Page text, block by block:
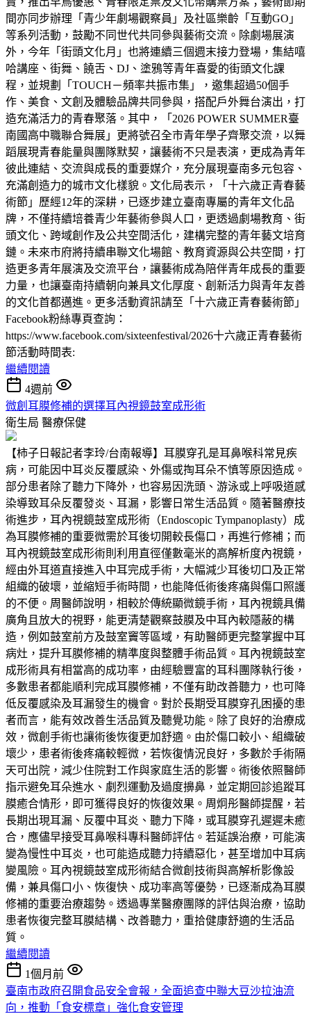
間亦同步辦理「青少年劇場觀察員」及社區樂齡「互動GO」
等系列活動，鼓勵不同世代共同參與藝術交流。除劇場展演
外，今年「街頭文化月」也將連續三個週末接力登場，集結嘻
哈講座、街舞、饒舌、DJ、塗鴉等青年喜愛的街頭文化課
程，並規劃「TOUCH－頻率共振市集」，邀集超過50個手
作、美食、文創及體驗品牌共同參與，搭配戶外舞台演出，打
造充滿活力的青春聚落。其中，「2026 POWER SUMMER臺
南國高中職聯合舞展」更將號召全市青年學子齊聚交流，以舞
蹈展現青春能量與團隊默契，讓藝術不只是表演，更成為青年
彼此連結、交流與成長的重要媒介，充分展現臺南多元包容、
充滿創造力的城市文化樣貌。文化局表示，「十六歲正青春藝
術節」歷經12年的深耕，已逐步建立臺南專屬的青年文化品
牌，不僅持續培養青少年藝術參與人口，更透過劇場教育、街
頭文化、跨域創作及公共空間活化，建構完整的青年藝文培育
鏈。未來市府將持續串聯文化場館、教育資源與公共空間，打
造更多青年展演及交流平台，讓藝術成為陪伴青年成長的重要
力量，也讓臺南持續朝向兼具文化厚度、創新活力與青年友善
的文化首都邁進。更多活動資訊請至「十六歲正青春藝術節」
Facebook粉絲專頁查詢：
https://www.facebook.com/sixteenfestival/2026十六歲正青春藝術
節活動時間表:
繼續閱讀
4週前
微創耳膜修補的選擇耳內視鏡鼓室成形術
衛生局 醫療保健
【柿子日報記者李玲/台南報導】耳膜穿孔是耳鼻喉科常見疾
病，可能因中耳炎反覆感染、外傷或掏耳朵不慎等原因造成。
部分患者除了聽力下降外，也容易因洗頭、游泳或上呼吸道感
染導致耳朵反覆發炎、耳漏，影響日常生活品質。隨著醫療技
術進步，耳內視鏡鼓室成形術（Endoscopic Tympanoplasty）成
為耳膜修補的重要微需於耳後切開較長傷口，再進行修補；而
耳內視鏡鼓室成形術則利用直徑僅數毫米的高解析度內視鏡，
經由外耳道直接進入中耳完成手術，大幅減少耳後切口及正常
組織的破壞，並縮短手術時間，也能降低術後疼痛與傷口照護
的不便。周醫師說明，相較於傳統顯微鏡手術，耳內視鏡具備
廣角且放大的視野，能更清楚觀察鼓膜及中耳內較隱蔽的構
造，例如鼓室前方及鼓室竇等區域，有助醫師更完整掌握中耳
病灶，提升耳膜修補的精準度與整體手術品質。耳內視鏡鼓室
成形術具有相當高的成功率，由經驗豐富的耳科團隊執行後，
多數患者都能順利完成耳膜修補，不僅有助改善聽力，也可降
低反覆感染及耳漏發生的機會。對於長期受耳膜穿孔困擾的患
者而言，能有效改善生活品質及聽覺功能。除了良好的治療成
效，微創手術也讓術後恢復更加舒適。由於傷口較小、組織破
壞少，患者術後疼痛較輕微，若恢復情況良好，多數於手術隔
天可出院，減少住院對工作與家庭生活的影響。術後依照醫師
指示避免耳朵進水、劇烈運動及過度擤鼻，並定期回診追蹤耳
膜癒合情形，即可獲得良好的恢復效果。周炯彤醫師提醒，若
長期出現耳漏、反覆中耳炎、聽力下降，或耳膜穿孔遲遲未癒
合，應儘早接受耳鼻喉科專科醫師評估。若延誤治療，可能演
變為慢性中耳炎，也可能造成聽力持續惡化，甚至增加中耳病
變風險。耳內視鏡鼓室成形術結合微創技術與高解析影像設
備，兼具傷口小、恢復快、成功率高等優勢，已逐漸成為耳膜
修補的重要治療趨勢。透過專業醫療團隊的評估與治療，協助
患者恢復完整耳膜結構、改善聽力，重拾健康舒適的生活品
質。
繼續閱讀
1個月前
臺南市政府召開食品安全會報，全面追查中聯大豆沙拉油流
向，推動「食安標章」強化食安管理